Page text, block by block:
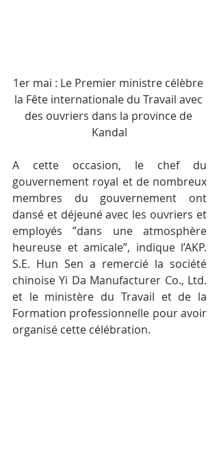
1er mai : Le Premier ministre célèbre
la Fête internationale du Travail avec
des ouvriers dans la province de
Kandal
A cette occasion, le chef du
gouvernement royal et de nombreux
membres du gouvernement ont
dansé et déjeuné avec les ouvriers et
employés ”dans une atmosphère
heureuse et amicale”, indique l’AKP.
S.E. Hun Sen a remercié la société
chinoise Yi Da Manufacturer Co., Ltd.
et le ministère du Travail et de la
Formation professionnelle pour avoir
organisé cette célébration.